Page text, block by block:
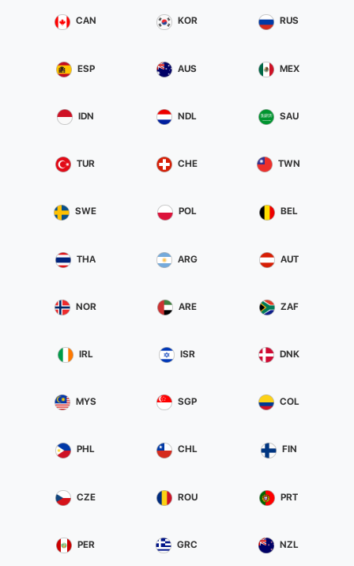
CAN KOR RUS
ESP AUS MEX
IDN NDL SAU
TUR CHE TWN
SWE POL BEL
THA ARG AUT
NOR ARE ZAF
IRL ISR DNK
MYS SGP COL
PHL CHL FIN
CZE ROU PRT
PER GRC NZL